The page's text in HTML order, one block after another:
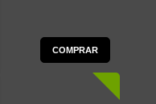
COMPRAR